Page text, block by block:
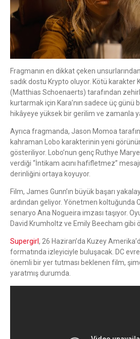
Fragmanın en dikkat çeken
sadık dostu Krypto oluyor. Kötü karakter
(Matthias Schoenaerts) tarafından
kurtarmak için Kara’nın sadece üç günü
hikâyeye yüksek bir gerilim ve zamanla
Ayrıca fragmanda, Jason Momoa
kahraman Lobo karakterinin yeni
gösteriliyor. Lobo’nun genç Ruthye
verdiği “İntikam acını hafifletmez”
derinliğini ortaya koyuyor.
Film, James Gunn’ın büyük başarı
ardından geliyor. Yönetmen koltuğunda
senaryo Ana Nogueira imzası taşıyor.
David Krumholtz ve Emily Beecham gibi
Supergirl, 26 Haziran’da Kuzey
formatında izleyiciyle buluşacak. DC
önemli bir yer tutması beklenen film,
yaratmış durumda.